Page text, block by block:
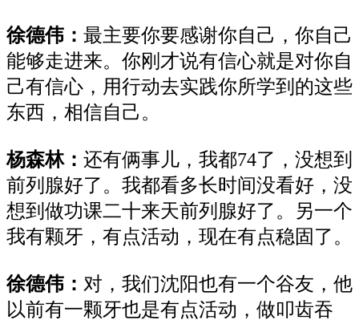
徐德伟： 最主要你要感谢你自己，你自己
能够走进来。你刚才说有信心就是对你自
己有信心，用行动去实践你所学到的这些
东西，相信自己。
杨森林： 还有俩事儿，我都74了，没想到
前列腺好了。我都看多长时间没看好，没
想到做功课二十来天前列腺好了。另一个
我有颗牙，有点活动，现在有点稳固了。
徐德伟： 对，我们沈阳也有一个谷友，他
以前有一颗牙也是有点活动，做叩齿吞